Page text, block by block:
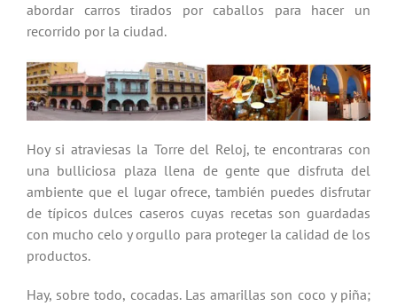
abordar carros tirados por caballos para hacer un
recorrido por la ciudad.
Hoy si atraviesas la Torre del Reloj, te encontraras con
una bulliciosa plaza llena de gente que disfruta del
ambiente que el lugar ofrece, también puedes disfrutar
de típicos dulces caseros cuyas recetas son guardadas
con mucho celo y orgullo para proteger la calidad de los
productos.
Hay, sobre todo, cocadas. Las amarillas son coco y piña;